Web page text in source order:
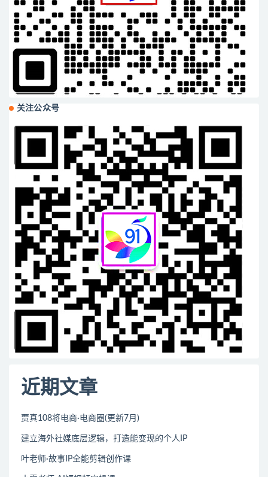
关注公众号
近期文章
贾真108将电商·电商圈(更新7月)
建立海外社媒底层逻辑，打造能变现的个人IP
叶老师·故事IP全能剪辑创作课